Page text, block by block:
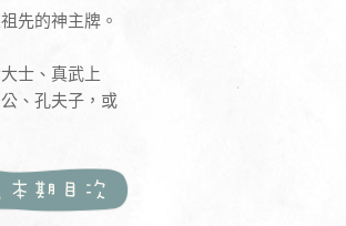
先的神主牌。
士、真武上
、孔夫子，或